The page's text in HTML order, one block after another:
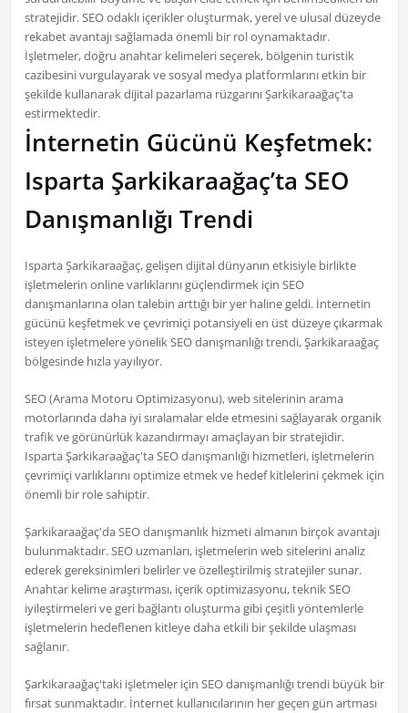
stratejidir. SEO odaklı içerikler oluşturmak, yerel ve ulusal düzeyde
rekabet avantajı sağlamada önemli bir rol oynamaktadır.
İşletmeler, doğru anahtar kelimeleri seçerek, bölgenin turistik
cazibesini vurgulayarak ve sosyal medya platformlarını etkin bir
şekilde kullanarak dijital pazarlama rüzgarını Şarkikaraağaç'ta
estirmektedir.
İnternetin Gücünü Keşfetmek:
Isparta Şarkikaraağaç’ta SEO
Danışmanlığı Trendi
Isparta Şarkikaraağaç, gelişen dijital dünyanın etkisiyle birlikte
işletmelerin online varlıklarını güçlendirmek için SEO
danışmanlarına olan talebin arttığı bir yer haline geldi. İnternetin
gücünü keşfetmek ve çevrimiçi potansiyeli en üst düzeye çıkarmak
isteyen işletmelere yönelik SEO danışmanlığı trendi, Şarkikaraağaç
bölgesinde hızla yayılıyor.
SEO (Arama Motoru Optimizasyonu), web sitelerinin arama
motorlarında daha iyi sıralamalar elde etmesini sağlayarak organik
trafik ve görünürlük kazandırmayı amaçlayan bir stratejidir.
Isparta Şarkikaraağaç'ta SEO danışmanlığı hizmetleri, işletmelerin
çevrimiçi varlıklarını optimize etmek ve hedef kitlelerini çekmek için
önemli bir role sahiptir.
Şarkikaraağaç'da SEO danışmanlık hizmeti almanın birçok avantajı
bulunmaktadır. SEO uzmanları, işletmelerin web sitelerini analiz
ederek gereksinimleri belirler ve özelleştirilmiş stratejiler sunar.
Anahtar kelime araştırması, içerik optimizasyonu, teknik SEO
iyileştirmeleri ve geri bağlantı oluşturma gibi çeşitli yöntemlerle
işletmelerin hedeflenen kitleye daha etkili bir şekilde ulaşması
sağlanır.
Şarkikaraağaç'taki işletmeler için SEO danışmanlığı trendi büyük bir
fırsat sunmaktadır. İnternet kullanıcılarının her geçen gün artması